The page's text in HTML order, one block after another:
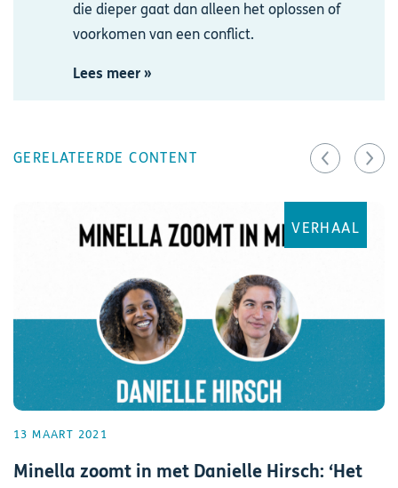
die dieper gaat dan alleen het oplossen of
voorkomen van een conflict.
Lees meer »
GERELATEERDE CONTENT
VERHAAL
13 MAART 2021
Minella zoomt in met Danielle Hirsch: ‘Het